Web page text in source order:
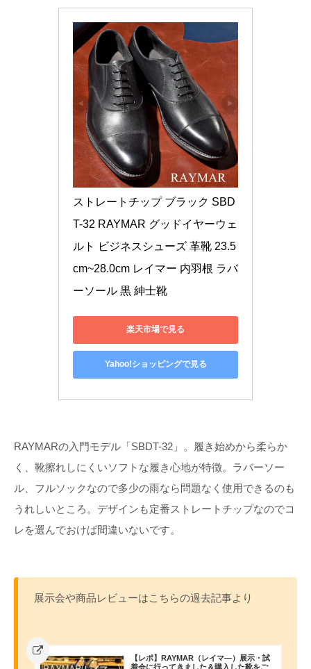
ストレートチップ ブラック SBD
T-32 RAYMAR グッドイヤーウェ
ルト ビジネスシューズ 革靴 23.5
cm~28.0cm レイマー 内羽根 ラバ
ーソール 黒 紳士靴
楽天市場で見る
Yahoo!ショッピングで見る
RAYMARの入門モデル「SBDT-32」。履き始めから柔らか
く、靴擦れしにくいソフトな履き心地が特徴。ラバーソー
ル、フルソックなので多少の雨なら問題なく使用できるのも
うれしいところ。デザインも定番ストレートチップなのでコ
レを選んでおけば間違いないです。
展示会や商品レビューはこちらの過去記事より
【レポ】RAYMAR（レイマ―）展示・試
着会に行ってきました＆購入した靴をご